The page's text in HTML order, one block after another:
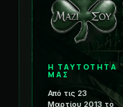
Η ΤΑΥΤΟΤΗΤΑ
ΜΑΣ
Από τις 23
Μαρτίου 2013 το